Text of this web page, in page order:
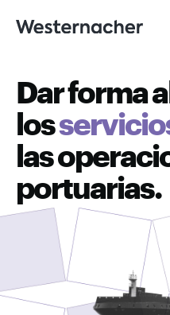
Dar forma
los
las
portuarias.